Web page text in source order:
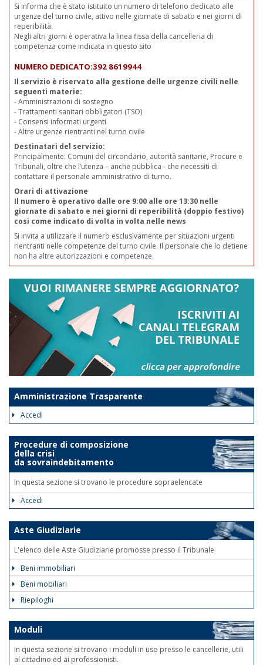
Si informa che è stato istituito un numero di telefono dedicato alle
urgenze del turno civile, attivo nelle giornate di sabato e nei giorni di
reperibilità.
Negli altri giorni è operativa la linea fissa della cancelleria di
competenza come indicata in questo sito
NUMERO DEDICATO:392 8619944
Il servizio è riservato alla gestione delle urgenze civili nelle
seguenti materie:
- Amministrazioni di sostegno
- Trattamenti sanitari obbligatori (TSO)
- Consensi informati urgenti
- Altre urgenze rientranti nel turno civile
Destinatari del servizio:
Principalmente: Comuni del circondario, autorità sanitarie, Procure e
Tribunali, oltre che l’utenza – anche pubblica - che necessiti di
contattare il personale amministrativo di turno.
Orari di attivazione
Il numero è operativo dalle ore 9:00 alle ore 13:30 nelle
giornate di sabato e nei giorni di reperibilità (doppio festivo)
cosi come indicato di volta in volta nelle news
Si invita a utilizzare il numero esclusivamente per situazioni urgenti
rientranti nelle competenze del turno civile. Il personale che lo detiene
non ha altre autorizzazioni e competenze.
Amministrazione Trasparente
Accedi
Procedure di composizione
della crisi
da sovraindebitamento
In questa sezione si trovano le procedure sopraelencate
Accedi
Aste Giudiziarie
L'elenco delle Aste Giudiziarie promosse presso il Tribunale
Beni immobiliari
Beni mobiliari
Riepiloghi
Moduli
In questa sezione si trovano i moduli in uso presso le cancellerie, utili
al cittadino ed ai professionisti.